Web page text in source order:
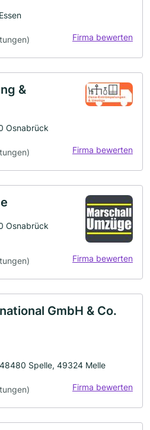
Firma bewerten
&
Osnabrück
Firma bewerten
Osnabrück
Firma bewerten
GmbH & Co.
Spelle, 49324 Melle
Firma bewerten